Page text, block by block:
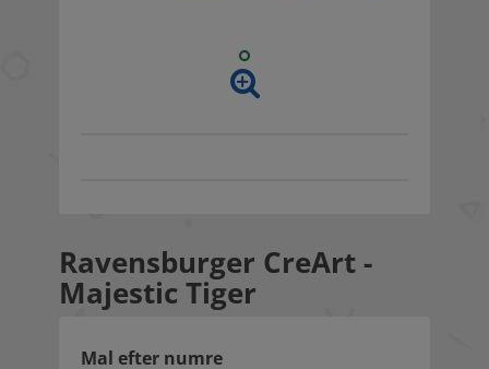
Ravensburger CreArt -
Majestic Tiger
Mal efter numre